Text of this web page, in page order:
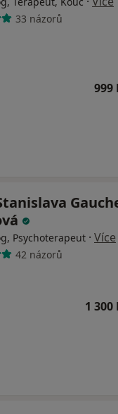
33 názorů
999
Psychoterapeut · Více
42 názorů
1 300